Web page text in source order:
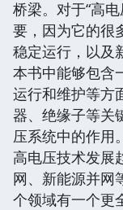
桥梁。对于“高
要，因为它的很
稳定运行，以及
本书中能够包含
运行和维护等方
器、绝缘子等关
压系统中的作用
高电压技术发展
网、新能源并网
个领域有一个更